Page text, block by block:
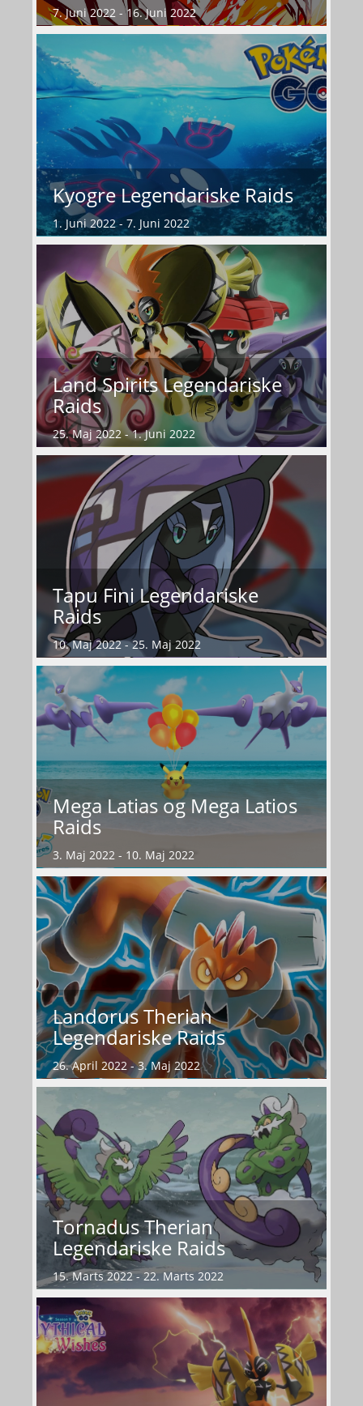
7. Juni 2022 - 16. Juni 2022
Kyogre Legendariske Raids
1. Juni 2022 - 7. Juni 2022
Land Spirits Legendariske
Raids
25. Maj 2022 - 1. Juni 2022
Tapu Fini Legendariske
Raids
10. Maj 2022 - 25. Maj 2022
Mega Latias og Mega Latios
Raids
3. Maj 2022 - 10. Maj 2022
Landorus Therian
Legendariske Raids
26. April 2022 - 3. Maj 2022
Tornadus Therian
Legendariske Raids
15. Marts 2022 - 22. Marts 2022